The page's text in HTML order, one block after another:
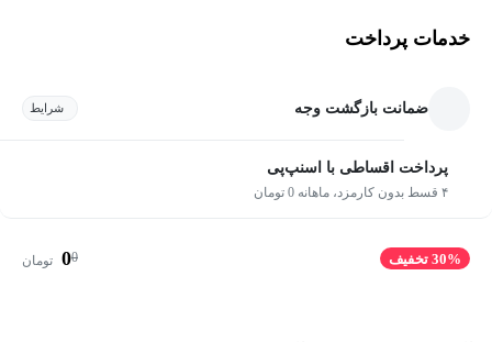
خدمات پرداخت
ضمانت بازگشت وجه شرایط
پرداخت اقساطی با اسنپ‌پی
۴ قسط بدون کارمزد، ماهانه 0 تومان
30% تخفیف 0
0 تومان